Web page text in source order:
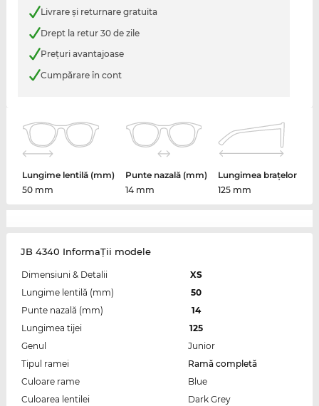
Livrare şi returnare gratuita
Drept la retur 30 de zile
Preţuri avantajoase
Cumpărare în cont
Lungime lentilă (mm)
50 mm
Punte nazală (mm)
14 mm
Lungimea brațelor
125 mm
JB 4340 InformaŢii modele
Dimensiuni & Detalii
XS
Lungime lentilă (mm)
50
Punte nazală (mm)
14
Lungimea tijei
125
Genul
Junior
Tipul ramei
Ramă completă
Culoare rame
Blue
Culoarea lentilei
Dark Grey